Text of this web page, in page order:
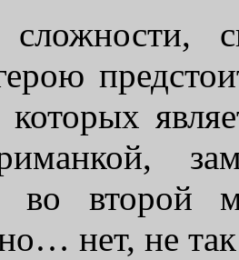
во второй
нет, не